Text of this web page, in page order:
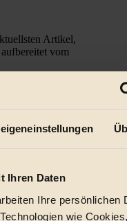
Ihren Daten
Ihre persönlichen
wie
Artikel,
vom